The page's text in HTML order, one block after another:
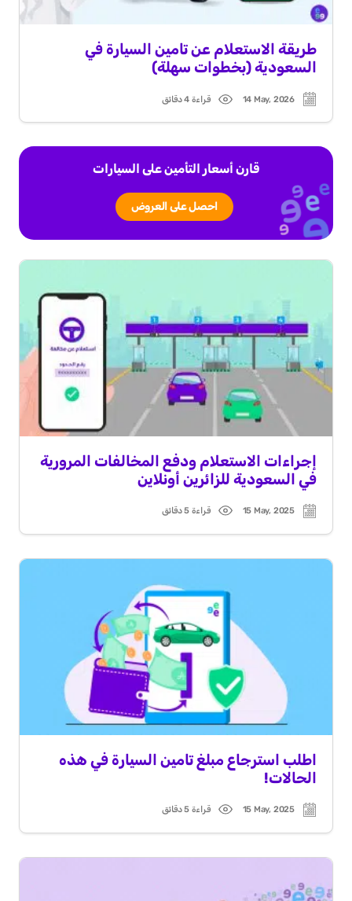
طريقة الاستعلام عن تامين السيارة في
السعودية (بخطوات سهلة)
Post
date
14 May, 2026
Read
time
قراءة 4 دقائق
قارن أسعار التأمين على السيارات
احصل على العروض
إجراءات الاستعلام ودفع المخالفات المرورية
في السعودية للزائرين أونلاين
Post
date
15 May, 2025
Read
time
قراءة 5 دقائق
اطلب استرجاع مبلغ تامين السيارة في هذه
الحالات!
Post
date
15 May, 2025
Read
time
قراءة 5 دقائق